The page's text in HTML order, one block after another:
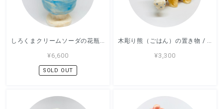
しろくまクリームソーダの花瓶/ すずきたまみ / 陶芸作品
¥6,600
SOLD OUT
木彫り熊（ごはん）の置き物 / すずきたまみ / 陶芸作品
¥3,300